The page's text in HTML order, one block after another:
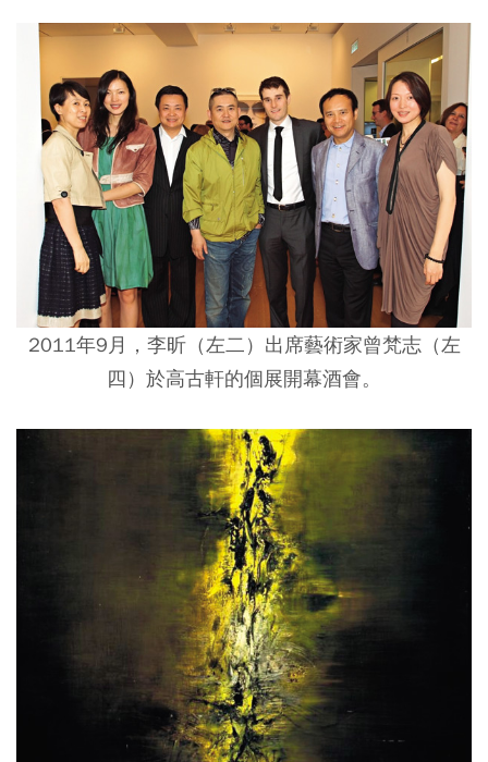
2011年9月，李昕（左二）出席藝術家曾梵志（左
四）於高古軒的個展開幕酒會。